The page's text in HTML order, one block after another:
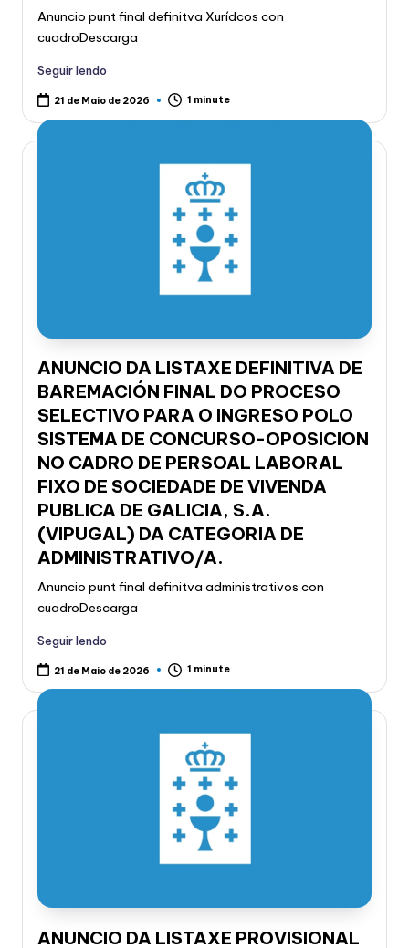
Anuncio punt final definitva Xurídcos con
cuadroDescarga
Seguir lendo
21 de Maio de 2026 1 minute
ANUNCIO DA LISTAXE DEFINITIVA DE
BAREMACIÓN FINAL DO PROCESO
SELECTIVO PARA O INGRESO POLO
SISTEMA DE CONCURSO-OPOSICION
NO CADRO DE PERSOAL LABORAL
FIXO DE SOCIEDADE DE VIVENDA
PUBLICA DE GALICIA, S.A.
(VIPUGAL) DA CATEGORIA DE
ADMINISTRATIVO/A.
Anuncio punt final definitva administrativos con
cuadroDescarga
Seguir lendo
21 de Maio de 2026 1 minute
ANUNCIO DA LISTAXE PROVISIONAL